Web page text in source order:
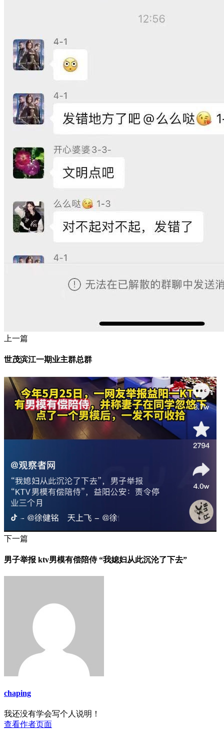
上一篇
世茂滨江一期业主群总群
下一篇
男子举报 ktv男模有偿陪侍 “我媳妇从此沉沦了下去”
chaping
我还没有学会写个人说明！
查看作者页面